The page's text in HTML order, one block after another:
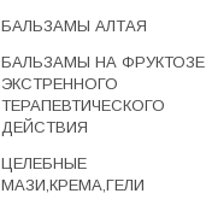
БАЛЬЗАМЫ АЛТАЯ
БАЛЬЗАМЫ НА ФРУКТОЗЕ
ЭКСТРЕННОГО
ТЕРАПЕВТИЧЕСКОГО
ДЕЙСТВИЯ
ЦЕЛЕБНЫЕ
МАЗИ,КРЕМА,ГЕЛИ